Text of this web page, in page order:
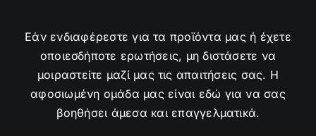
Εάν ενδιαφέρεστε για τα προϊόντα μας ή έχετε
οποιεσδήποτε ερωτήσεις, μη διστάσετε να
μοιραστείτε μαζί μας τις απαιτήσεις σας. Η
αφοσιωμένη ομάδα μας είναι εδώ για να σας
βοηθήσει άμεσα και επαγγελματικά.